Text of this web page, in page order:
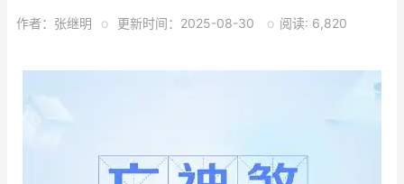
作者：张继明 o 更新时间：2025-08-30 o 阅读: 6,820